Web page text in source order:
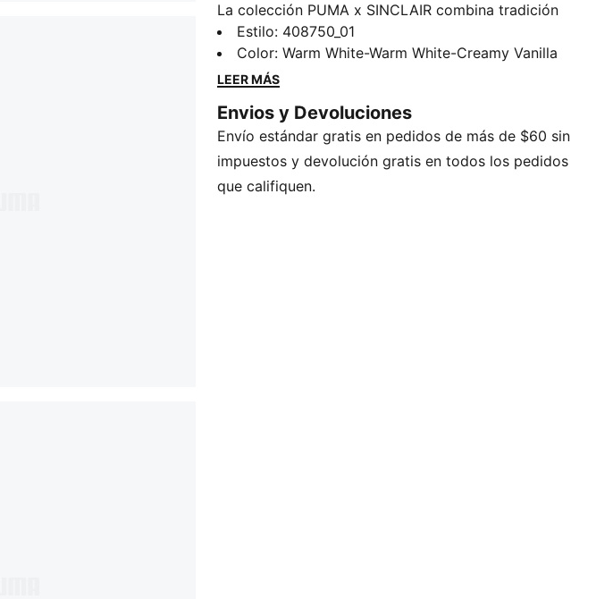
La colección PUMA x SINCLAIR combina tradición
deportiva con la confianza propia de la marca
neoyorquina. Esta versión de nuestros icónicos tenis
Suede le da un toque original al clásico modelo, con
CARACTERÍSTICAS Y BENEFICIOS
SOFTFOAM+: Plantilla cómoda y fácil de poner,
diseñada para ofrecer una amortiguación suave
gracias a su talón extragrueso
Estilo: 408750_01
Color:Warm White-Warm White-Creamy Vanilla
LEER MÁS
Envios y Devoluciones
Envío estándar gratis en pedidos de más de $60 sin
impuestos y devolución gratis en todos los pedidos
que califiquen.